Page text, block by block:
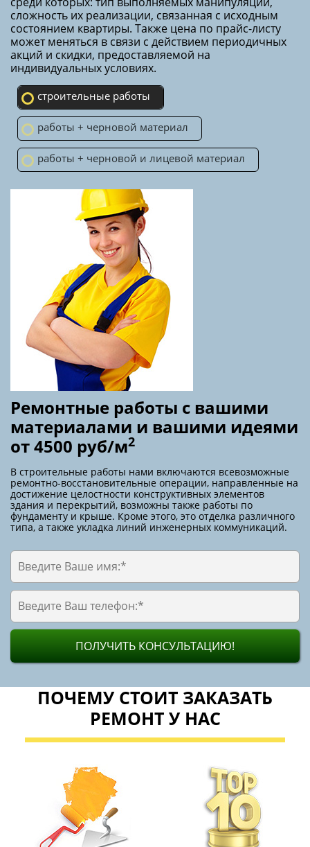
сложность их реализации, связанная с исходным
состоянием квартиры. Также цена по прайс-листу
может меняться в связи с действием периодичных
акций и скидки, предоставляемой на
индивидуальных условиях.
строительные работы
работы + черновой материал
работы + черновой и лицевой материал
Ремонтные работы с вашими
материалами и вашими идеями
от 4500 руб/м2
В строительные работы нами включаются всевозможные
ремонтно-восстановительные операции, направленные на
достижение целостности конструктивных элементов
здания и перекрытий, возможны также работы по
фундаменту и крыше. Кроме этого, это отделка различного
типа, а также укладка линий инженерных коммуникаций.
ПОЛУЧИТЬ КОНСУЛЬТАЦИЮ!
ПОЧЕМУ СТОИТ ЗАКАЗАТЬ
РЕМОНТ У НАС